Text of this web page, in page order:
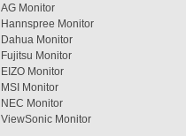
AG Monitor
Hannspree Monitor
Dahua Monitor
Fujitsu Monitor
EIZO Monitor
MSI Monitor
NEC Monitor
ViewSonic Monitor